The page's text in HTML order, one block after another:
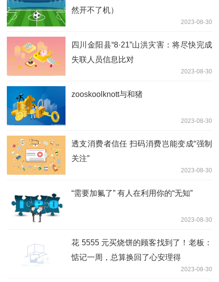
然开不了机）
2023-08-30
四川金阳县“8·21”山洪灾害：将尽快完成
失联人员信息比对
2023-08-30
zooskoolknott与和猪
2023-08-30
透支消费者信任 扫码消费岂能变成“强制
关注”
2023-08-30
“需要加氟了” 有人在利用你的“无知”
2023-08-30
花 5555 元买烧饼的顾客找到了！老板：
惦记一周，总算换回了心安理得
2023-08-30